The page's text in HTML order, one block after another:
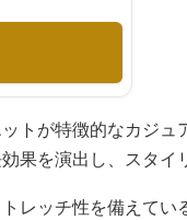
トが特徴的なカジュ
果を演出し、スタイ
レッチ性を備えてい